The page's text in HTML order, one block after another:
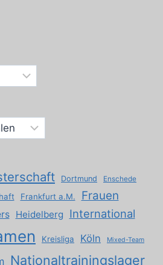
Dortmund Enschede
Frankfurt a.M. Frauen
Heidelberg International
Kreisliga Köln Mixed-Team
Nationaltrainingslager